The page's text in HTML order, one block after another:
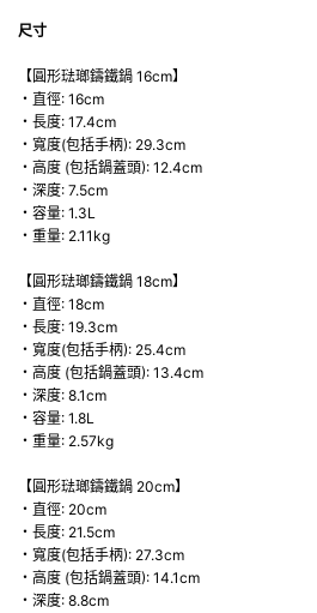
尺寸
【圓形琺瑯鑄鐵鍋 16cm】
・直徑: 16cm
・長度: 17.4cm
・寬度(包括手柄): 29.3cm
・高度 (包括鍋蓋頭): 12.4cm
・深度: 7.5cm
・容量: 1.3L
・重量: 2.11kg
【圓形琺瑯鑄鐵鍋 18cm】
・直徑: 18cm
・長度: 19.3cm
・寬度(包括手柄): 25.4cm
・高度 (包括鍋蓋頭): 13.4cm
・深度: 8.1cm
・容量: 1.8L
・重量: 2.57kg
【圓形琺瑯鑄鐵鍋 20cm】
・直徑: 20cm
・長度: 21.5cm
・寬度(包括手柄): 27.3cm
・高度 (包括鍋蓋頭): 14.1cm
・深度: 8.8cm